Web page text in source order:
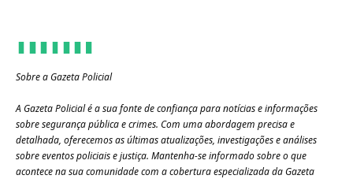
Sobre a Gazeta Policial
A Gazeta Policial é a sua fonte de confiança para notícias e informações
sobre segurança pública e crimes. Com uma abordagem precisa e
detalhada, oferecemos as últimas atualizações, investigações e análises
sobre eventos policiais e justiça. Mantenha-se informado sobre o que
acontece na sua comunidade com a cobertura especializada da Gazeta